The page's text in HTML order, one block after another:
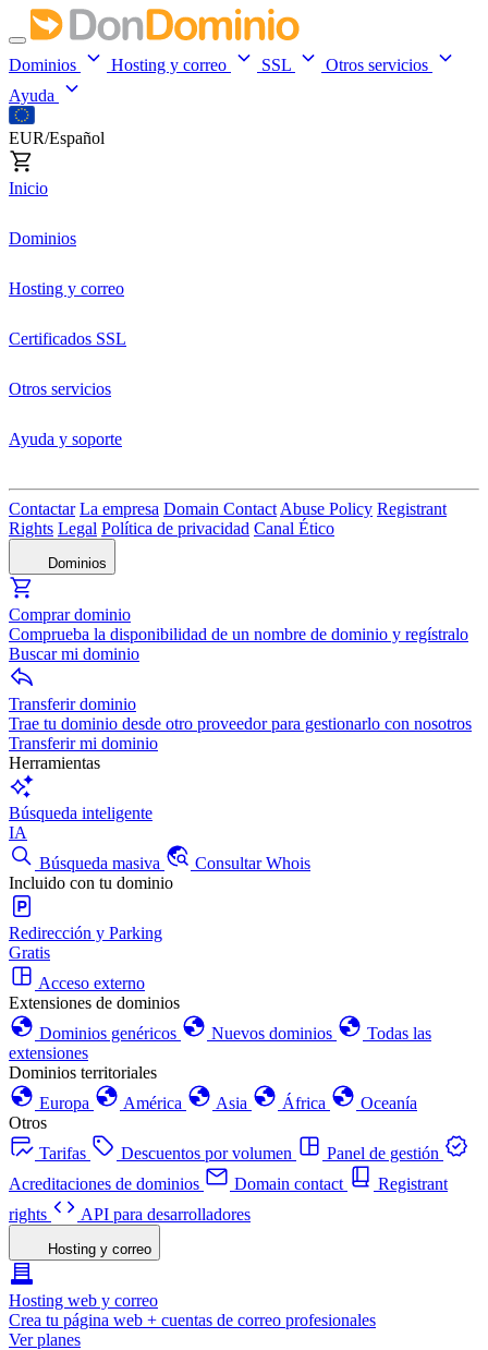
Dominios Hosting y correo SSL
Otros servicios
Ayuda
EUR/Español
Inicio
Dominios
Hosting y correo
Certificados SSL
Otros servicios
Ayuda y soporte
Contactar La empresa Domain Contact Abuse Policy Registrant
Rights Legal Política de privacidad Canal Ético
Dominios
Comprar dominio
Comprueba la disponibilidad de un nombre de dominio y regístralo
Buscar mi dominio
Transferir dominio
Trae tu dominio desde otro proveedor para gestionarlo con nosotros
Transferir mi dominio
Herramientas
Búsqueda inteligente
IA
Búsqueda masiva
Consultar Whois
Incluido con tu dominio
Redirección y Parking
Gratis
Acceso externo
Extensiones de dominios
Dominios genéricos
Nuevos dominios
Todas las
extensiones
Dominios territoriales
Europa
América Asia África
Oceanía
Otros
Tarifas
Descuentos por volumen
Panel de gestión
Acreditaciones de dominios
Domain contact
Registrant
rights
API para desarrolladores
Hosting y correo
Hosting web y correo
Crea tu página web + cuentas de correo profesionales
Ver planes